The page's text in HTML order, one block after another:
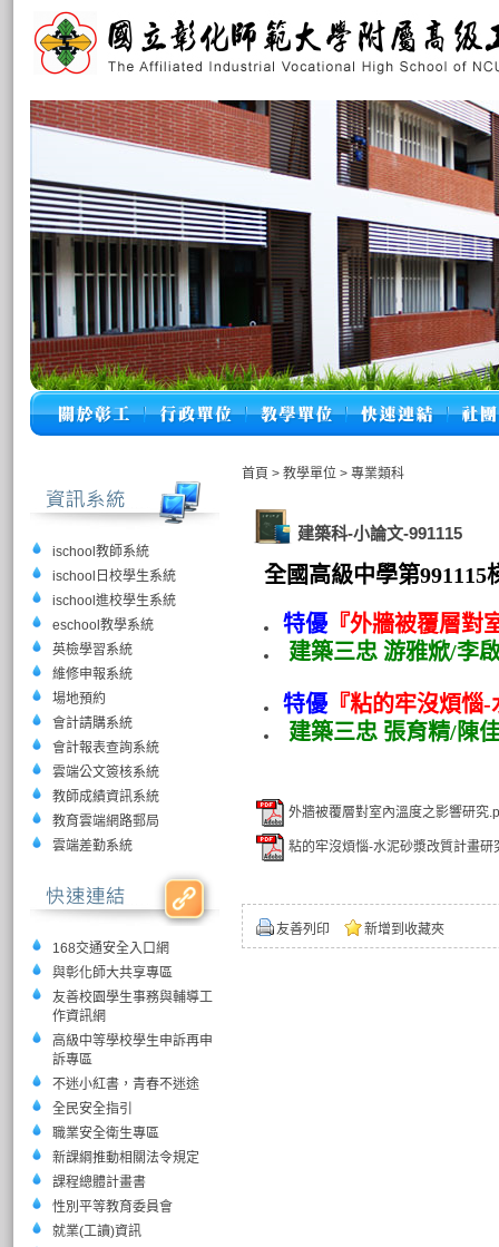
ischool教師系統
ischool日校學生系統
ischool進校學生系統
eschool教學系統
英檢學習系統
維修申報系統
場地預約
會計請購系統
會計報表查詢系統
雲端公文簽核系統
教師成績資訊系統
教育雲端網路郵局
雲端差勤系統
168交通安全入口網
與彰化師大共享專區
友善校園學生事務與輔導工
作資訊網
高級中等學校學生申訴再申
訴專區
不迷小紅書，青春不迷途
全民安全指引
職業安全衛生專區
新課綱推動相關法令規定
課程總體計畫書
性別平等教育委員會
就業(工讀)資訊
首頁 > 教學單位 > 專業類科
建築科-小論文-991115
全國高級中學第991115
特優 『外牆被覆層對
建築三忠 游雅焮/李
特優 『粘的牢沒煩惱-
建築三忠 張育精/陳
外牆被覆層對室內溫度之影響研究
粘的牢沒煩惱-水泥砂漿改質計畫研
友善列印 新增到收藏夾